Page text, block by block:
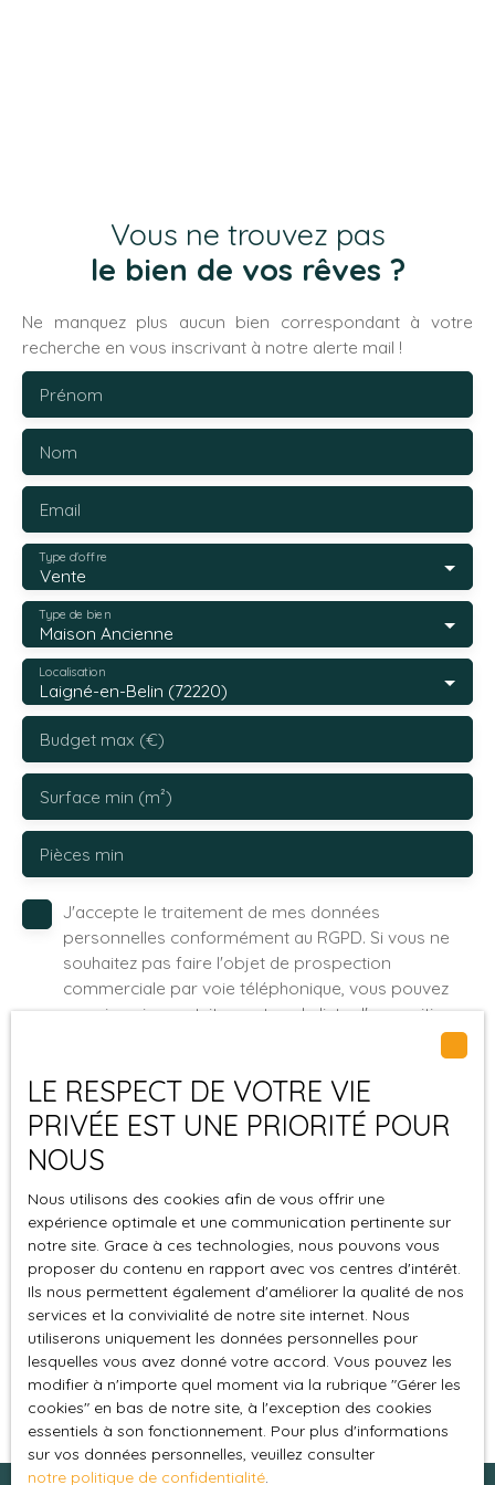
Vous ne trouvez pas
le bien de vos rêves ?
Ne manquez plus aucun bien correspondant à votre
recherche en vous inscrivant à notre alerte mail !
Prénom
Nom
Email
Vente
Type d'offre
Maison Ancienne
Type de bien
Laigné-en-Belin (72220)
Localisation
Budget max (€)
Surface min (m²)
Pièces min
J'accepte le traitement de mes données
personnelles conformément au RGPD. Si vous ne
souhaitez pas faire l'objet de prospection
commerciale par voie téléphonique, vous pouvez
vous inscrire gratuitement sur la liste d'opposition
Internet www.bloctel.gouv.fr ou par courrier
adressé à :
Société Worldline, Service Bloctel, CS 61311, 41013
BLOIS CEDEX.
Pour en savoir plus sur le traitement de vos
données personnelles, veuillez consulter notre
politique de confidentialité.
Recevoir des annonces
LE RESPECT DE VOTRE VIE
PRIVÉE EST UNE PRIORITÉ POUR
NOUS
Nous utilisons des cookies afin de vous offrir une
expérience optimale et une communication pertinente sur
notre site. Grace à ces technologies, nous pouvons vous
proposer du contenu en rapport avec vos centres d'intérêt.
Ils nous permettent également d'améliorer la qualité de nos
services et la convivialité de notre site internet. Nous
utiliserons uniquement les données personnelles pour
lesquelles vous avez donné votre accord. Vous pouvez les
modifier à n'importe quel moment via la rubrique ″Gérer les
cookies″ en bas de notre site, à l'exception des cookies
essentiels à son fonctionnement. Pour plus d'informations
sur vos données personnelles, veuillez consulter
notre politique de confidentialité.